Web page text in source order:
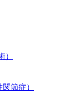
）
節症）